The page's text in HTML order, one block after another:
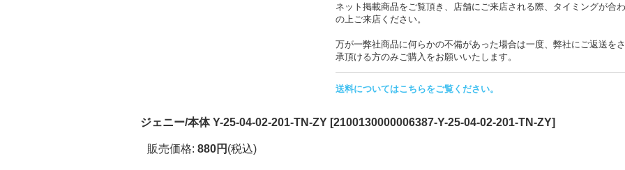
ネット掲載商品をご覧頂き、店舗にご来店される際、タイミングが合
の上ご来店ください。
万が一弊社商品に何らかの不備があった場合は一度、弊社にご返送を
承頂ける方のみご購入をお願いいたします。
送料についてはこちらをご覧ください。
ジェニー/本体 Y-25-04-02-201-TN-ZY [2100130000006387-Y-25-04-02-201-TN-ZY]
販売価格: 880円 (税込)